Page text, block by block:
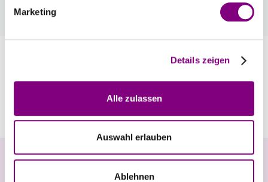
Marketing
Details zeigen
Alle zulassen
Auswahl erlauben
Ablehnen
automatisch an der Kasse.
Newsletter